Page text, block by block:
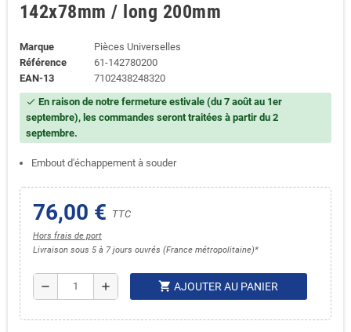
142x78mm / long 200mm
Marque
Pièces Universelles
Référence
61-142780200
EAN-13
7102438248320
check En raison de notre fermeture estivale (du 7 août au 1er
septembre), les commandes seront traitées à partir du 2
septembre.
Embout d'échappement à souder
76,00 € TTC
Hors frais de port
Livraison sous 5 à 7 jours ouvrés (France métropolitaine)*
remove add shopping_cart AJOUTER AU PANIER